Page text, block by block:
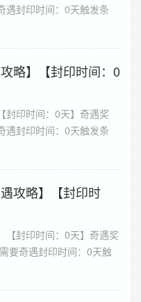
遇封印时间：0天触发条
略】【封印时间：0
封印时间：0天】奇遇奖
遇封印时间：0天触发条
攻略】【封印时
【封印时间：0天】奇遇奖
要奇遇封印时间：0天触